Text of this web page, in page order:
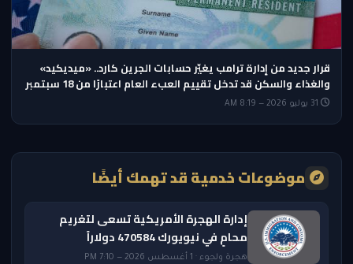
قرار جديد من إدارة ترامب يغيّر حسابات الجرين كارد.. «ميديكيد»
والغذاء والسكن قد تدخل تقييم العبء العام اعتبارًا من 18 سبتمبر
موضوعات خدمية قد تهمك أيضًا
إدارة الهجرة الأمريكية تسعى لتغريم
محامٍ في نيويورك 470584 دولاراً
هجرة ولجوء · 1 أغسطس 2026 — 7:10 PM